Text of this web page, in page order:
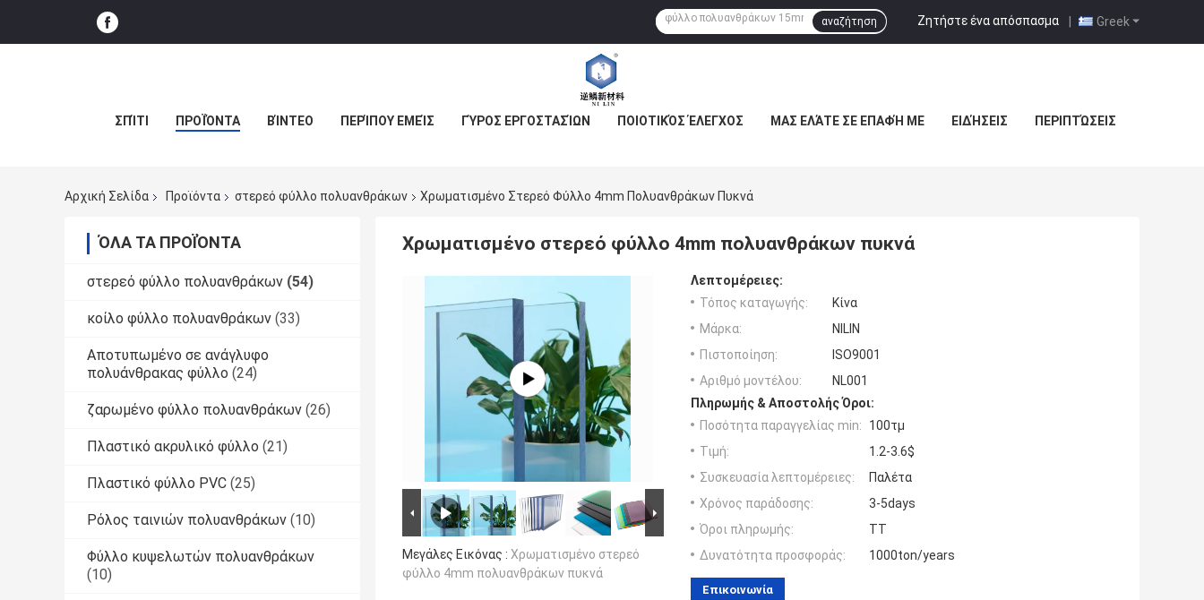
Greek
Ζητήστε ένα απόσπασμα |
αναζήτηση
ΣΠΊΤΙ ΠΡΟΪΌΝΤΑ ΒΊΝΤΕΟ ΠΕΡΊΠΟΥ ΕΜΕΊΣ ΓΎΡΟΣ ΕΡΓΟΣΤΑΣΊΩΝ ΠΟΙΟΤΙΚΌΣ ΈΛΕΓΧΟΣ ΜΑΣ ΕΛΆΤΕ ΣΕ ΕΠΑΦΉ ΜΕ ΕΙΔΉΣΕΙΣ ΠΕΡΙΠΤΏΣΕΙΣ
Αρχική Σελίδα Προϊόντα στερεό φύλλο πολυανθράκων Χρωματισμένο Στερεό Φύλλο 4mm Πολυανθράκων Πυκνά
ΌΛΑ ΤΑ ΠΡΟΪΌΝΤΑ
στερεό φύλλο πολυανθράκων (54)
κοίλο φύλλο πολυανθράκων (33)
Αποτυπωμένο σε ανάγλυφο
πολυάνθρακας φύλλο (24)
ζαρωμένο φύλλο πολυανθράκων (26)
Πλαστικό ακρυλικό φύλλο (21)
Πλαστικό φύλλο PVC (25)
Ρόλος ταινιών πολυανθράκων (10)
Φύλλο κυψελωτών πολυανθράκων
(10)
Χρωματισμένο στερεό φύλλο 4mm πολυανθράκων πυκνά
Μεγάλες Εικόνας : Χρωματισμένο στερεό
φύλλο 4mm πολυανθράκων πυκνά
Λεπτομέρειες:
Τόπος καταγωγής:
Κίνα
Μάρκα:
NILIN
Πιστοποίηση:
ISO9001
Αριθμό μοντέλου:
NL001
Πληρωμής & Αποστολής Όροι:
Ποσότητα παραγγελίας min:
100τμ
Τιμή:
1.2-3.6$
Συσκευασία λεπτομέρειες:
Παλέτα
Χρόνος παράδοσης:
3-5days
Όροι πληρωμής:
TT
Δυνατότητα προσφοράς:
1000ton/years
Επικοινωνία